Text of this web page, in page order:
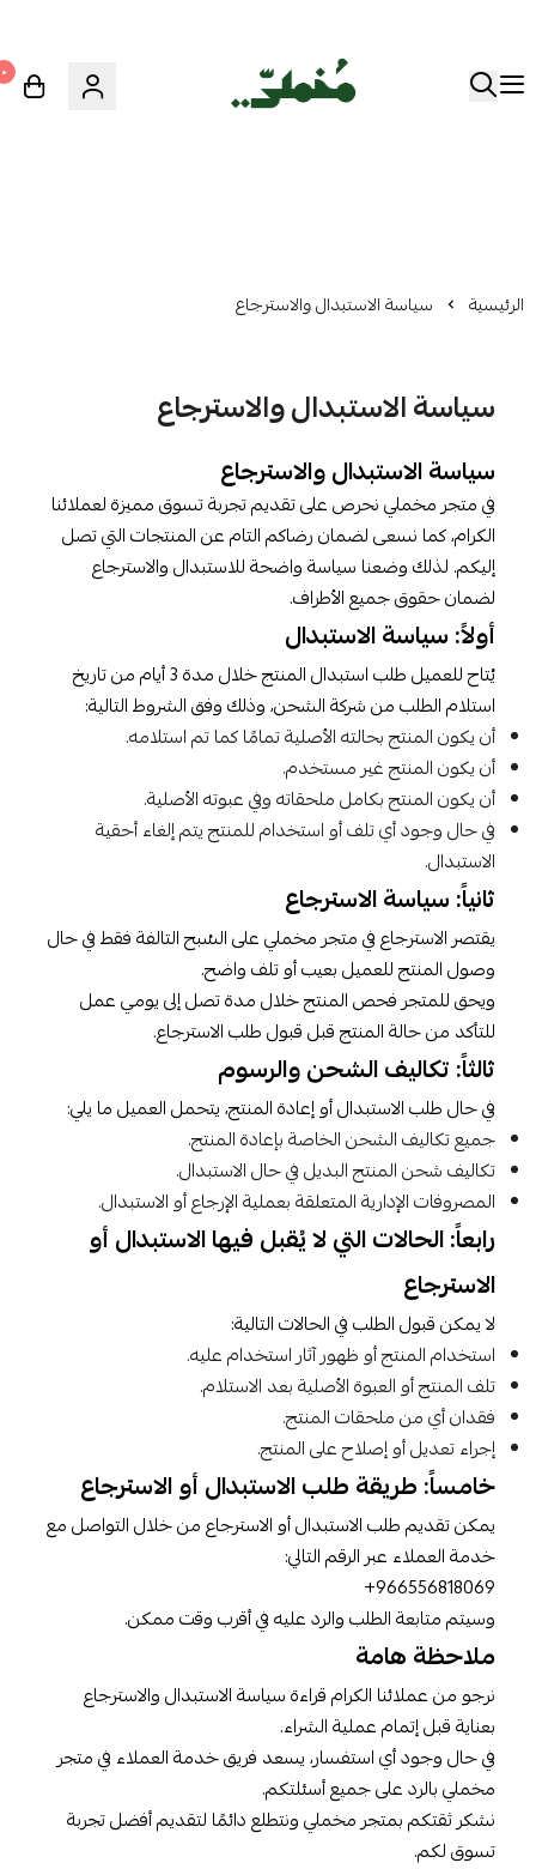
٠
الرئيسية سياسة الاستبدال والاسترجاع
سياسة الاستبدال والاسترجاع
سياسة الاستبدال والاسترجاع
في متجر مخملي نحرص على تقديم تجربة تسوق مميزة لعملائنا
الكرام، كما نسعى لضمان رضاكم التام عن المنتجات التي تصل
إليكم. لذلك وضعنا سياسة واضحة للاستبدال والاسترجاع
لضمان حقوق جميع الأطراف.
أولاً: سياسة الاستبدال
يُتاح للعميل طلب استبدال المنتج خلال مدة 3 أيام من تاريخ
استلام الطلب من شركة الشحن، وذلك وفق الشروط التالية:
أن يكون المنتج بحالته الأصلية تمامًا كما تم استلامه.
أن يكون المنتج غير مستخدم.
أن يكون المنتج بكامل ملحقاته وفي عبوته الأصلية.
في حال وجود أي تلف أو استخدام للمنتج يتم إلغاء أحقية
الاستبدال.
ثانياً: سياسة الاسترجاع
يقتصر الاسترجاع في متجر مخملي على السُبح التالفة فقط في حال
وصول المنتج للعميل بعيب أو تلف واضح.
ويحق للمتجر فحص المنتج خلال مدة تصل إلى يومي عمل
للتأكد من حالة المنتج قبل قبول طلب الاسترجاع.
ثالثاً: تكاليف الشحن والرسوم
في حال طلب الاستبدال أو إعادة المنتج، يتحمل العميل ما يلي:
جميع تكاليف الشحن الخاصة بإعادة المنتج.
تكاليف شحن المنتج البديل في حال الاستبدال.
المصروفات الإدارية المتعلقة بعملية الإرجاع أو الاستبدال.
رابعاً: الحالات التي لا يُقبل فيها الاستبدال أو
الاسترجاع
لا يمكن قبول الطلب في الحالات التالية:
استخدام المنتج أو ظهور آثار استخدام عليه.
تلف المنتج أو العبوة الأصلية بعد الاستلام.
فقدان أي من ملحقات المنتج.
إجراء تعديل أو إصلاح على المنتج.
خامساً: طريقة طلب الاستبدال أو الاسترجاع
يمكن تقديم طلب الاستبدال أو الاسترجاع من خلال التواصل مع
خدمة العملاء عبر الرقم التالي:
966556818069+
وسيتم متابعة الطلب والرد عليه في أقرب وقت ممكن.
ملاحظة هامة
نرجو من عملائنا الكرام قراءة سياسة الاستبدال والاسترجاع
بعناية قبل إتمام عملية الشراء.
في حال وجود أي استفسار، يسعد فريق خدمة العملاء في متجر
مخملي بالرد على جميع أسئلتكم.
نشكر ثقتكم بمتجر مخملي ونتطلع دائمًا لتقديم أفضل تجربة
تسوق لكم.